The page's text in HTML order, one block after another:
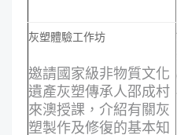
灰塑體驗工作坊
邀請國家級非物質文化
遺產灰塑傳承人邵成村
來澳授課，介紹有關灰
塑製作及修復的基本知